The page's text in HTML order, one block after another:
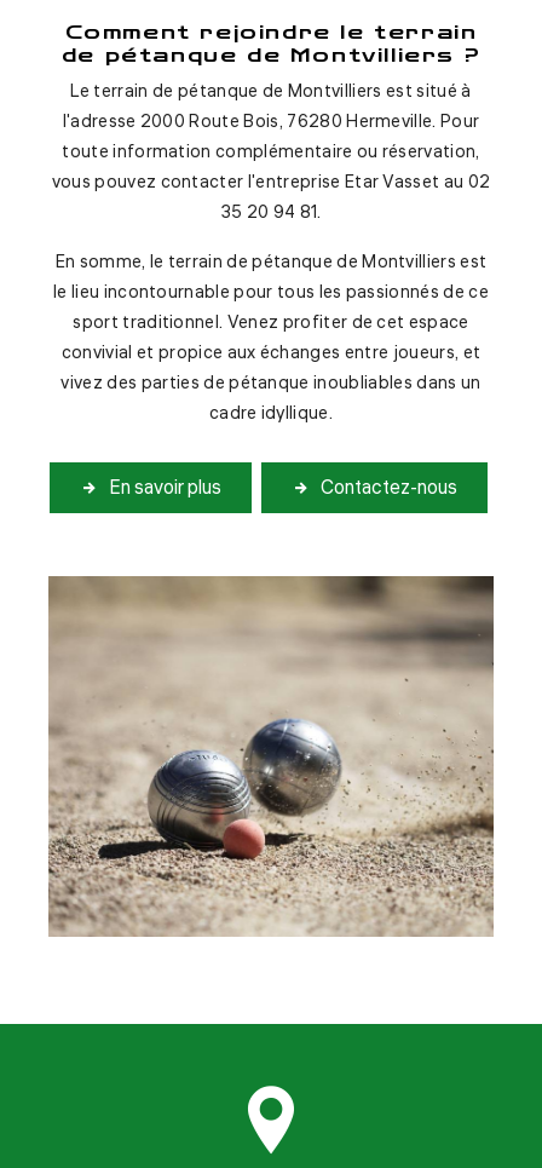
Comment rejoindre le terrain
de pétanque de Montvilliers ?
Le terrain de pétanque de Montvilliers est situé à
l'adresse 2000 Route Bois, 76280 Hermeville. Pour
toute information complémentaire ou réservation,
vous pouvez contacter l'entreprise Etar Vasset au 02
35 20 94 81.
En somme, le terrain de pétanque de Montvilliers est
le lieu incontournable pour tous les passionnés de ce
sport traditionnel. Venez profiter de cet espace
convivial et propice aux échanges entre joueurs, et
vivez des parties de pétanque inoubliables dans un
cadre idyllique.
En savoir plus Contactez-nous